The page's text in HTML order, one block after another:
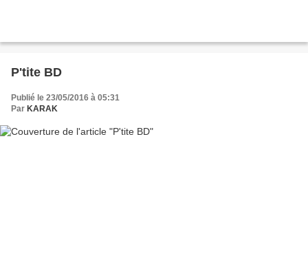
P'tite BD
Publié le 23/05/2016 à 05:31
Par KARAK